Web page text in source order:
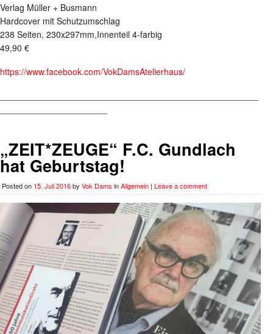
Verlag Müller + Busmann
Hardcover mit Schutzumschlag
238 Seiten, 230x297mm,Innenteil 4-farbig
49,90 €
https://www.facebook.com/VokDamsAtelierhaus/
„ZEIT*ZEUGE“ F.C. Gundlach
hat Geburtstag!
Posted on 15. Juli 2016by Vok Dams inAllgemein | Leave a comment